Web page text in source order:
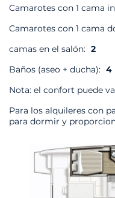
Camarotes con 1 cama
Camarotes con 1 cama
camas en el salón: 2
Baños (aseo + ducha): 4
Nota: el confort puede
Para los alquileres con
para dormir y